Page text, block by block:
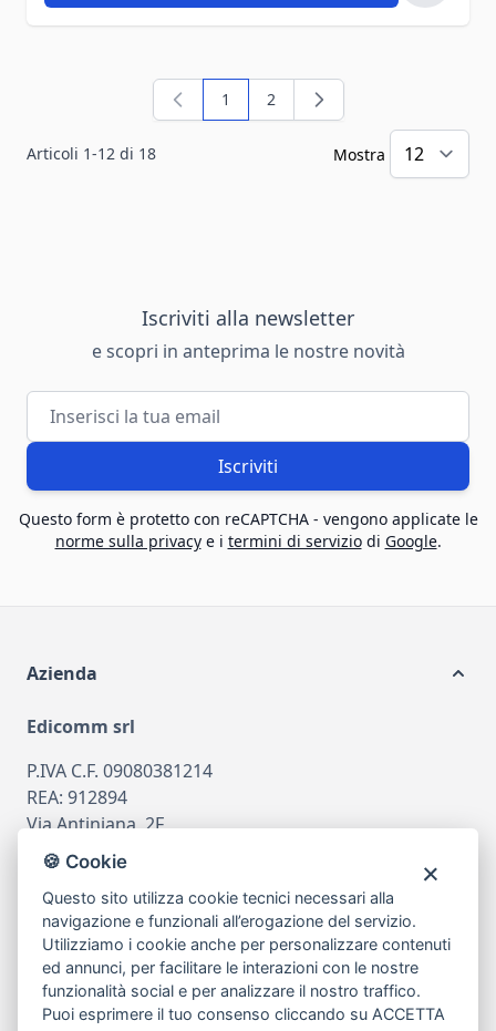
Articoli 1-12 di 18
Attualmente stai leggendo la pagina
1 Pagina
2
Mostra
Iscriviti alla newsletter
e scopri in anteprima le nostre novità
Indirizzo email
Iscriviti
Questo form è protetto con reCAPTCHA - vengono applicate le
norme sulla privacye i termini di serviziodi Google.
Azienda
Edicomm srl
P.IVA C.F. 09080381214
REA: 912894
Via Antiniana, 2F
80078 Pozzuoli
tel081.7515380
emailinfo@edicomm.it
Assistenza Clienti
🍪 Cookie
Questo sito utilizza cookie tecnici necessari alla
navigazione e funzionali all’erogazione del servizio.
Utilizziamo i cookie anche per personalizzare contenuti
ed annunci, per facilitare le interazioni con le nostre
funzionalità social e per analizzare il nostro traffico.
Puoi esprimere il tuo consenso cliccando su ACCETTA